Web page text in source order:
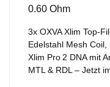
0.60 Ohm
3x OXVA Xlim
Edelstahl Mesh
Xlim Pro 2 DNA mit
MTL & RDL – Jetzt